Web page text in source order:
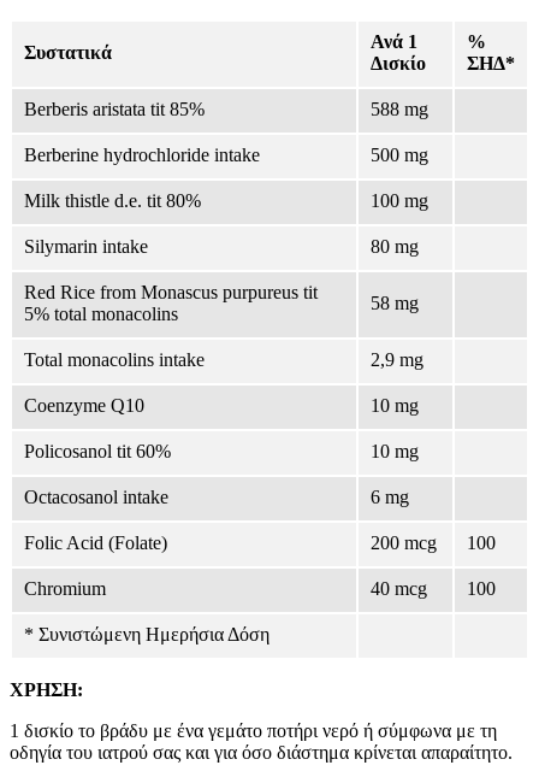
Συστατικά
Ανά 1
Δισκίο
%
ΣΗΔ*
Berberis aristata tit 85% 588 mg
Berberine hydrochloride intake 500 mg
Milk thistle d.e. tit 80% 100 mg
Silymarin intake 80 mg
Red Rice from Monascus purpureus tit
5% total monacolins
58 mg
Total monacolins intake 2,9 mg
Coenzyme Q10 10 mg
Policosanol tit 60% 10 mg
Octacosanol intake 6 mg
Folic Acid (Folate) 200 mcg 100
Chromium 40 mcg 100
* Συνιστώμενη Ημερήσια Δόση
ΧΡΗΣΗ:
1 δισκίο το βράδυ με ένα γεμάτο ποτήρι νερό ή σύμφωνα με τη
οδηγία του ιατρού σας και για όσο διάστημα κρίνεται απαραίτητο.